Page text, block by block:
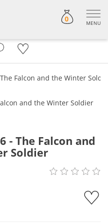
0 MENU
Falcon and the Winter
- The Falcon and
Soldier